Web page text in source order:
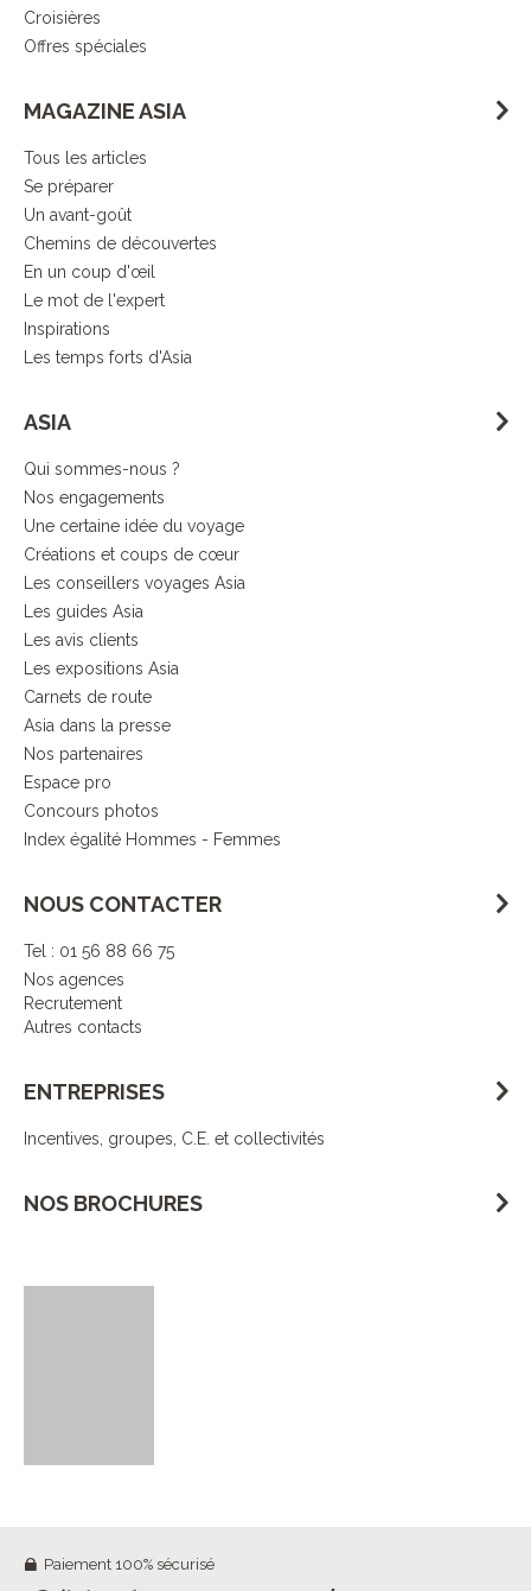
Croisières
Offres spéciales
MAGAZINE ASIA
Tous les articles
Se préparer
Un avant-goût
Chemins de découvertes
En un coup d'œil
Le mot de l'expert
Inspirations
Les temps forts d'Asia
ASIA
Qui sommes-nous ?
Nos engagements
Une certaine idée du voyage
Créations et coups de cœur
Les conseillers voyages Asia
Les guides Asia
Les avis clients
Les expositions Asia
Carnets de route
Asia dans la presse
Nos partenaires
Espace pro
Concours photos
Index égalité Hommes - Femmes
NOUS CONTACTER
Tel : 01 56 88 66 75
Nos agences
Recrutement
Autres contacts
ENTREPRISES
Incentives, groupes, C.E. et collectivités
NOS BROCHURES
Paiement 100% sécurisé